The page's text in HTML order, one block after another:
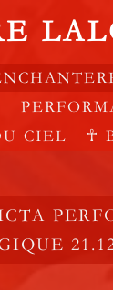
CIEL
☥